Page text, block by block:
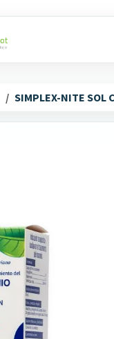
SIMPLEX-NITE SOL